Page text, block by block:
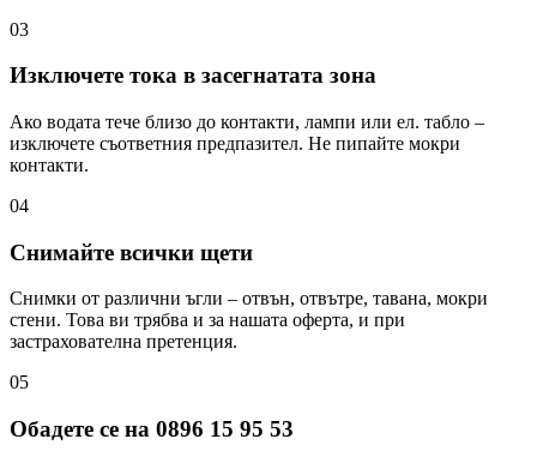
03
Изключете тока в засегнатата зона
Ако водата тече близо до контакти, лампи или ел. табло –
изключете съответния предпазител. Не пипайте мокри
контакти.
04
Снимайте всички щети
Снимки от различни ъгли – отвън, отвътре, тавана, мокри
стени. Това ви трябва и за нашата оферта, и при
застрахователна претенция.
05
Обадете се на 0896 15 95 53